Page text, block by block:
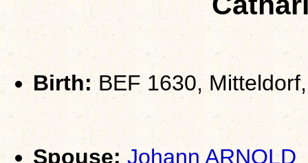
Birth:BEF 1630,
Spouse: Johann ARNOLD